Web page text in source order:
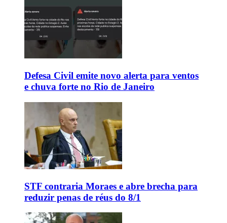
Defesa Civil emite novo alerta para ventos
e chuva forte no Rio de Janeiro
STF contraria Moraes e abre brecha para
reduzir penas de réus do 8/1